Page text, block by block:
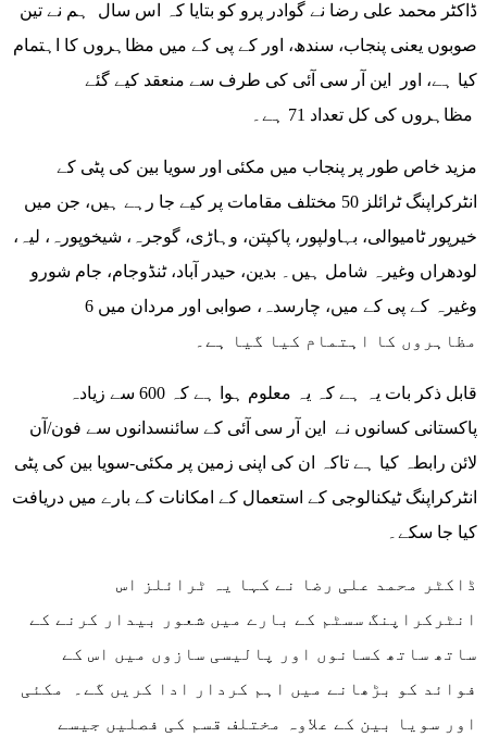
ڈاکٹر محمد علی رضا نے گوادر پرو کو بتایا کہ اس سال ہم نے تین
صوبوں یعنی پنجاب، سندھ، اور کے پی کے میں مظاہروں کا اہتمام
کیا ہے، اور این آر سی آئی کی طرف سے منعقد کیے گئے
مزید خاص طور پر پنجاب میں مکئی اور سویا بین کی پٹی کے
انٹرکراپنگ ٹرائلز 50 مختلف مقامات پر کیے جا رہے ہیں، جن میں
خیرپور ٹامیوالی، بہاولپور، پاکپتن، وہاڑی، گوجرہ، شیخوپورہ، لیہ،
لودھراں وغیرہ شامل ہیں۔ بدین، حیدر آباد، ٹنڈوجام، جام شورو
وغیرہ کے پی کے میں، چارسدہ، صوابی اور مردان میں 6
مظاہروں کا اہتمام کیا گیا ہے۔
قابل ذکر بات یہ ہے کہ یہ معلوم ہوا ہے کہ 600 سے زیادہ
پاکستانی کسانوں نے این آر سی آئی کے سائنسدانوں سے فون/آن
لائن رابطہ کیا ہے تاکہ ان کی اپنی زمین پر مکئی-سویا بین کی پٹی
انٹرکراپنگ ٹیکنالوجی کے استعمال کے امکانات کے بارے میں دریافت
کیا جا سکے۔
ڈاکٹر محمد علی رضا نے کہا یہ ٹرائلز اس
انٹرکراپنگ سسٹم کے بارے میں شعور بیدار کرنے کے
ساتھ ساتھ کسانوں اور پالیسی سازوں میں اس کے
فوائد کو بڑھانے میں اہم کردار ادا کریں گے۔ مکئی
اور سویا بین کے علاوہ مختلف قسم کی فصلیں جیسے